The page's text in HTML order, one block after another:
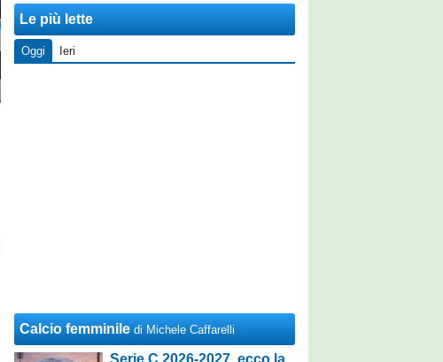
Le più lette
Oggi Ieri
Calcio femminile di Michele Caffarelli
Serie C 2026-2027, ecco la